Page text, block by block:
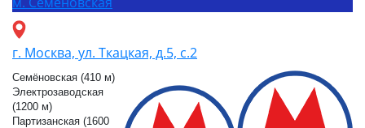
г. Москва, ул. Ткацкая, д.5, с.2
Семёновская (410 м)
Электрозаводская
(1200 м)
Партизанская (1600